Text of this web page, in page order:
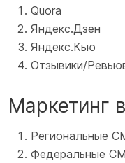
Quora
Яндекс.Дзен
Яндекс.Кью
Отзывики/
Маркетинг
Региональные
Федеральные